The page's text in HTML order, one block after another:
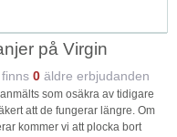
på Virgin
0 äldre erbjudanden
som osäkra av tidigare
att de fungerar längre. Om
kommer vi att plocka bort